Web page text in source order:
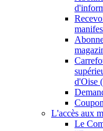
d'Oise
L'accès aux
Le